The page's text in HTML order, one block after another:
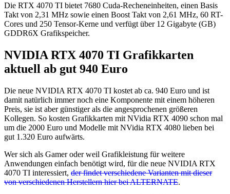
Die RTX 4070 TI bietet 7680 Cuda-Recheneinheiten, einen Basis
Takt von 2,31 MHz sowie einen Boost Takt von 2,61 MHz, 60 RT-
Cores und 250 Tensor-Kerne und verfügt über 12 Gigabyte (GB)
GDDR6X Grafikspeicher.
NVIDIA RTX 4070 TI Grafikkarten
aktuell ab gut 940 Euro
Die neue NVIDIA RTX 4070 TI kostet ab ca. 940 Euro und ist
damit natürlich immer noch eine Komponente mit einem höheren
Preis, sie ist aber günstiger als die angesprochenen größeren
Kollegen. So kosten Grafikkarten mit NVidia RTX 4090 schon mal
um die 2000 Euro und Modelle mit NVidia RTX 4080 lieben bei
gut 1.320 Euro aufwärts.
Wer sich als Gamer oder weil Grafikleistung für weitere
Anwendungen einfach benötigt wird, für die neue NVIDIA RTX
4070 TI interessiert, der findet verschiedene Varianten mit dieser
von verschiedenen Herstellern hier bei ALTERNATE.